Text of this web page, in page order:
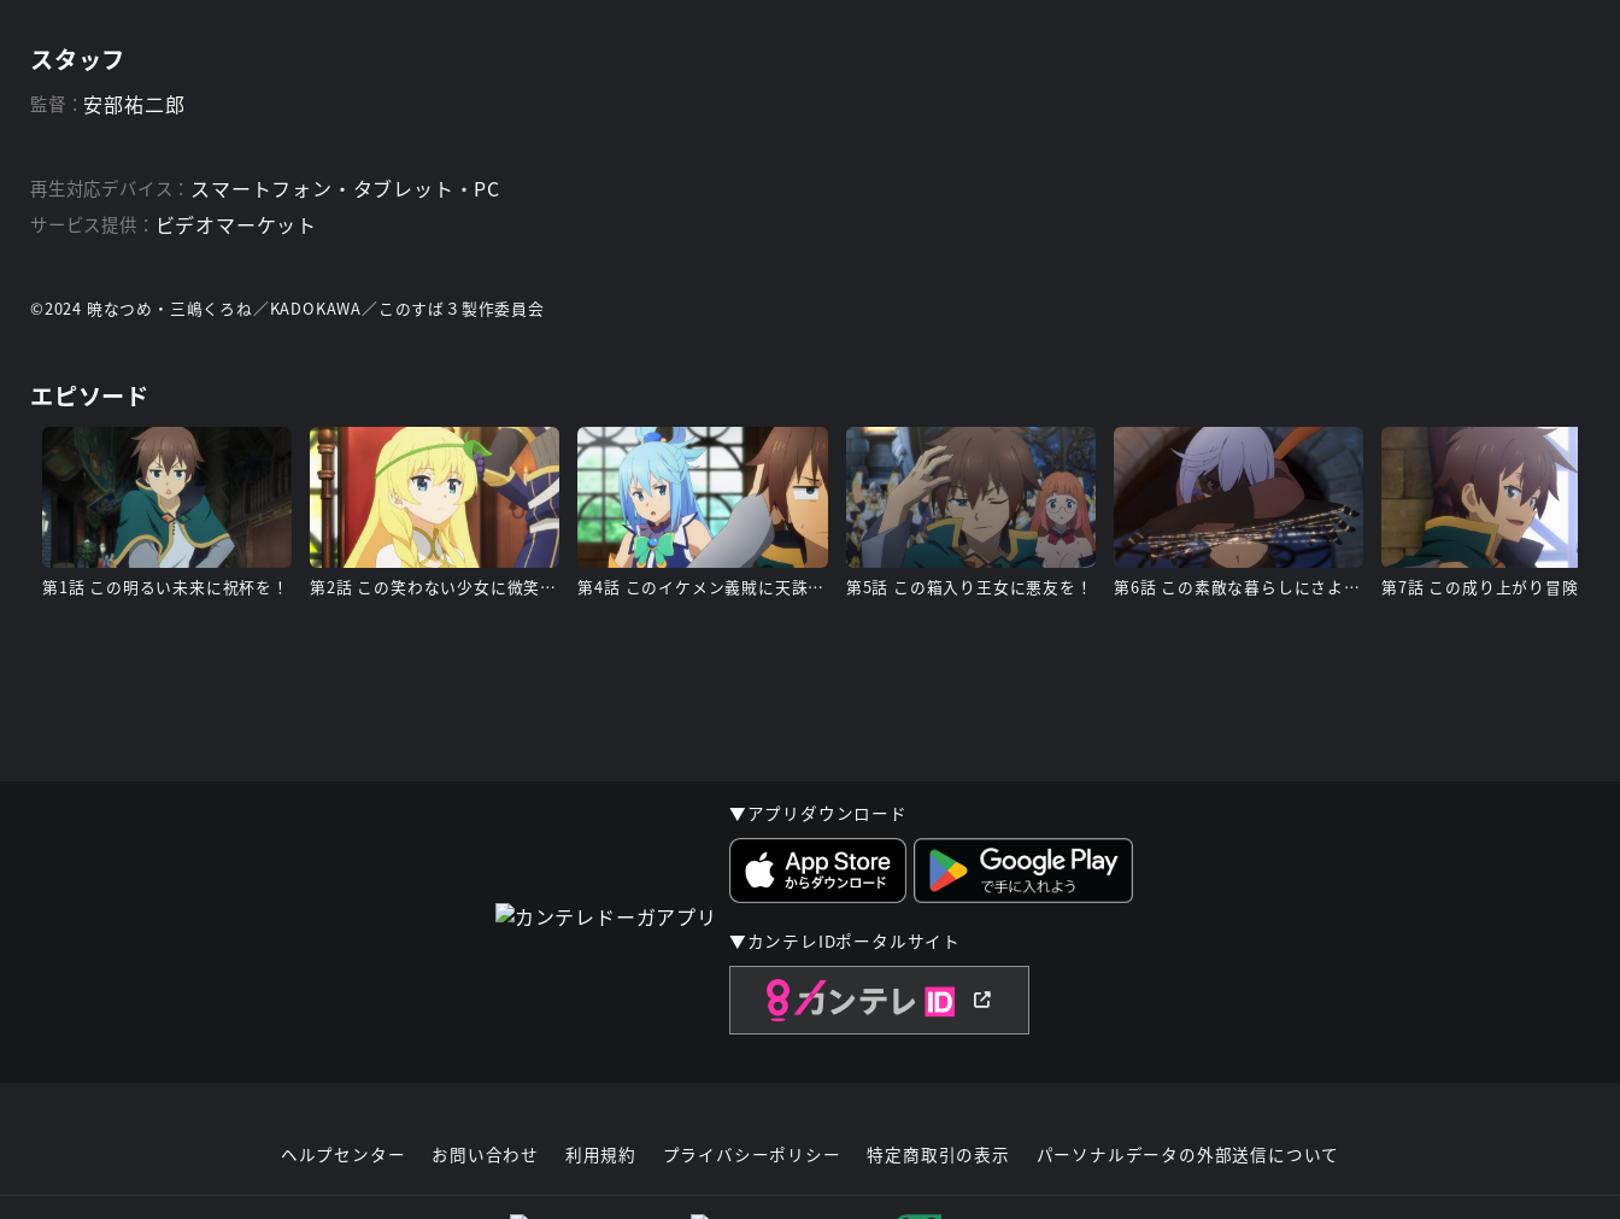
スタッフ
監督： 安部祐二郎
再生対応デバイス： スマートフォン・タブレット・PC
サービス提供： ビデオマーケット
©2024 暁なつめ・三嶋くろね／KADOKAWA／このすば３製作委員会
エピソード
第1話 この明るい未来に祝杯を！ 第2話 この笑わない少女に微笑みを！ 第4話 このイケメン義賊に天誅を！ 第5話 この箱入り王女に悪友を！ 第6話 この素敵な暮らしにさよならを！
▼アプリダウンロード
▼カンテレIDポータルサイト
ヘルプセンター お問い合わせ 利用規約 プライバシーポリシー 特定商取引の表示 パーソナルデータの外部送信について